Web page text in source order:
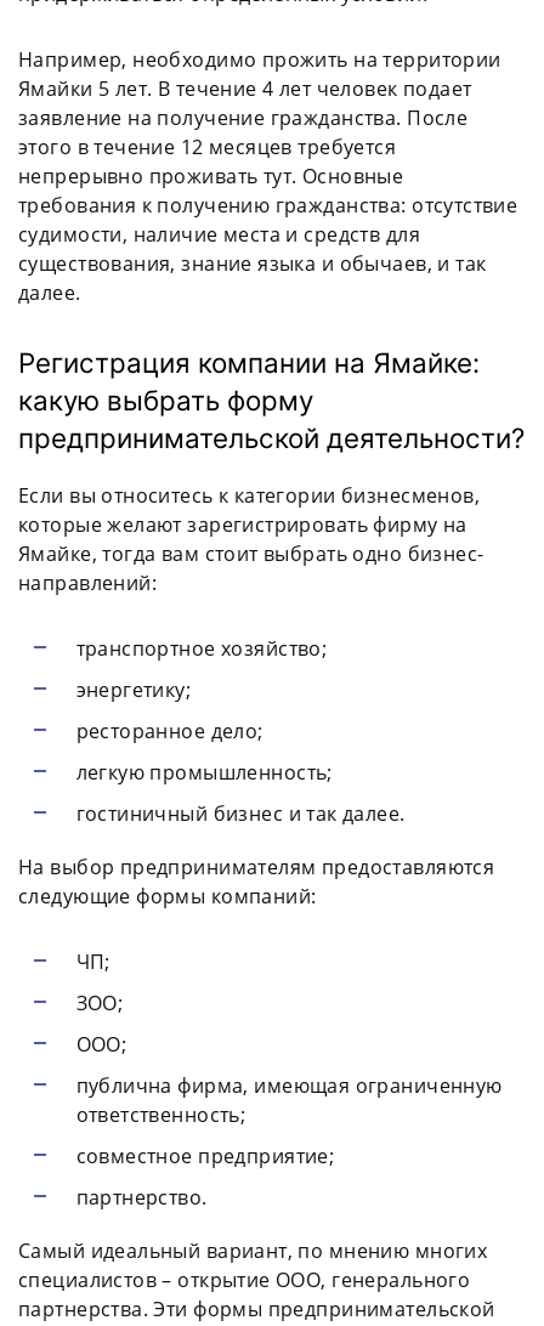
Например, необходимо прожить на территории
Ямайки 5 лет. В течение 4 лет человек подает
заявление на получение гражданства. После
этого в течение 12 месяцев требуется
непрерывно проживать тут. Основные
требования к получению гражданства: отсутствие
судимости, наличие места и средств для
существования, знание языка и обычаев, и так
далее.
Регистрация компании на Ямайке:
какую выбрать форму
предпринимательской деятельности?
Если вы относитесь к категории бизнесменов,
которые желают зарегистрировать фирму на
Ямайке, тогда вам стоит выбрать одно бизнес-
направлений:
транспортное хозяйство;
энергетику;
ресторанное дело;
легкую промышленность;
гостиничный бизнес и так далее.
На выбор предпринимателям предоставляются
следующие формы компаний:
ЧП;
ЗОО;
ООО;
публична фирма, имеющая ограниченную
ответственность;
совместное предприятие;
партнерство.
Самый идеальный вариант, по мнению многих
специалистов – открытие ООО, генерального
партнерства. Эти формы предпринимательской